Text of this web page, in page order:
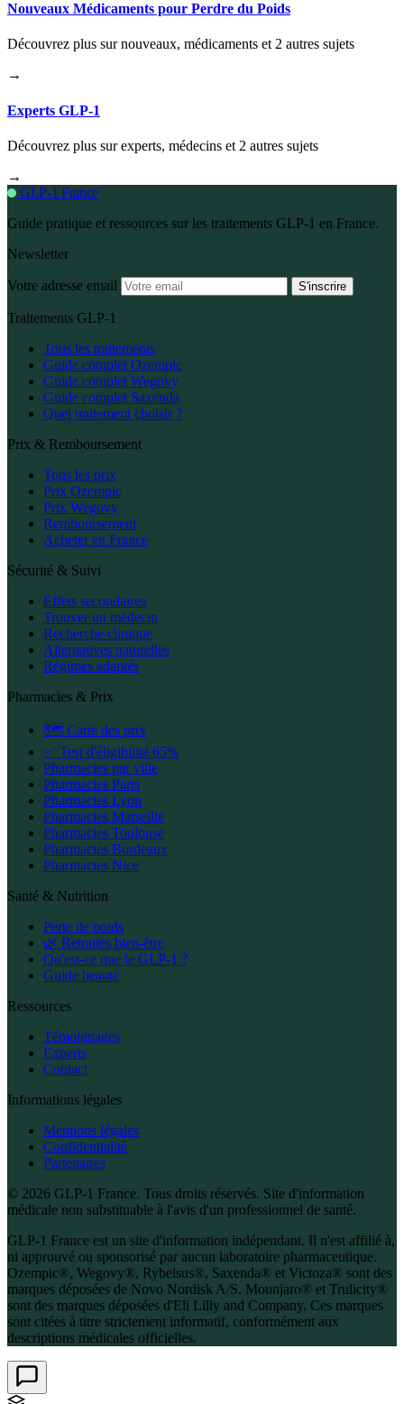
Nouveaux Médicaments pour Perdre du Poids
Découvrez plus sur nouveaux, médicaments et 2 autres sujets
→
Experts GLP-1
Découvrez plus sur experts, médecins et 2 autres sujets
→
GLP-1 France
Guide pratique et ressources sur les traitements GLP-1 en France.
Newsletter
Votre adresse email S'inscrire
Traitements GLP-1
Tous les traitements
Guide complet Ozempic
Guide complet Wegovy
Guide complet Saxenda
Quel traitement choisir ?
Prix & Remboursement
Tous les prix
Prix Ozempic
Prix Wegovy
Remboursement
Acheter en France
Sécurité & Suivi
Effets secondaires
Trouver un médecin
Recherche clinique
Alternatives naturelles
Régimes adaptés
Pharmacies & Prix
🗺️ Carte des prix
✅ Test d'éligibilité 65%
Pharmacies par ville
Pharmacies Paris
Pharmacies Lyon
Pharmacies Marseille
Pharmacies Toulouse
Pharmacies Bordeaux
Pharmacies Nice
Santé & Nutrition
Perte de poids
🌿 Retraites bien-être
Qu'est-ce que le GLP-1 ?
Guide beauté
Ressources
Témoignages
Experts
Contact
Informations légales
Mentions légales
Confidentialité
Partenaires
© 2026 GLP-1 France. Tous droits réservés. Site d'information
médicale non substituable à l'avis d'un professionnel de santé.
GLP-1 France est un site d'information indépendant. Il n'est affilié à,
ni approuvé ou sponsorisé par aucun laboratoire pharmaceutique.
Ozempic®, Wegovy®, Rybelsus®, Saxenda® et Victoza® sont des
marques déposées de Novo Nordisk A/S. Mounjaro® et Trulicity®
sont des marques déposées d'Eli Lilly and Company. Ces marques
sont citées à titre strictement informatif, conformément aux
descriptions médicales officielles.